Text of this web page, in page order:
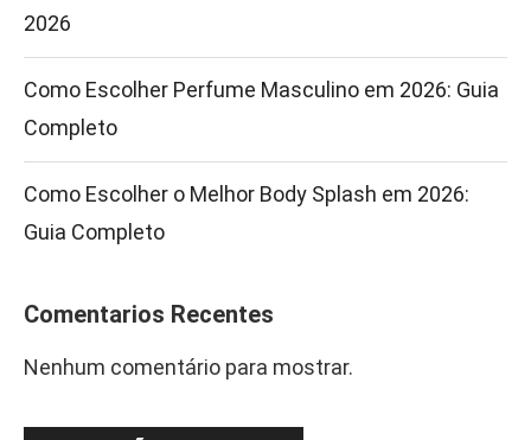
2026
Como Escolher Perfume Masculino em 2026: Guia
Completo
Como Escolher o Melhor Body Splash em 2026:
Guia Completo
Comentarios Recentes
Nenhum comentário para mostrar.